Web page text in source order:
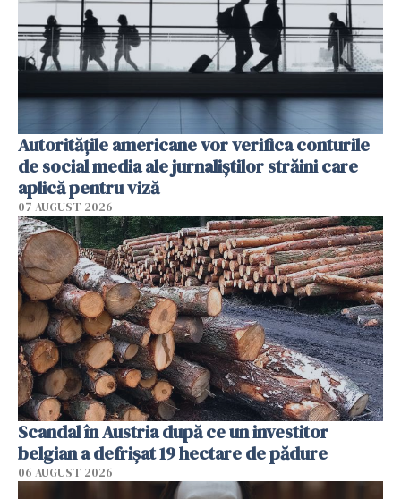
Autorităţile americane vor verifica conturile
de social media ale jurnaliştilor străini care
aplică pentru viză
07 AUGUST 2026
Scandal în Austria după ce un investitor
belgian a defrișat 19 hectare de pădure
06 AUGUST 2026